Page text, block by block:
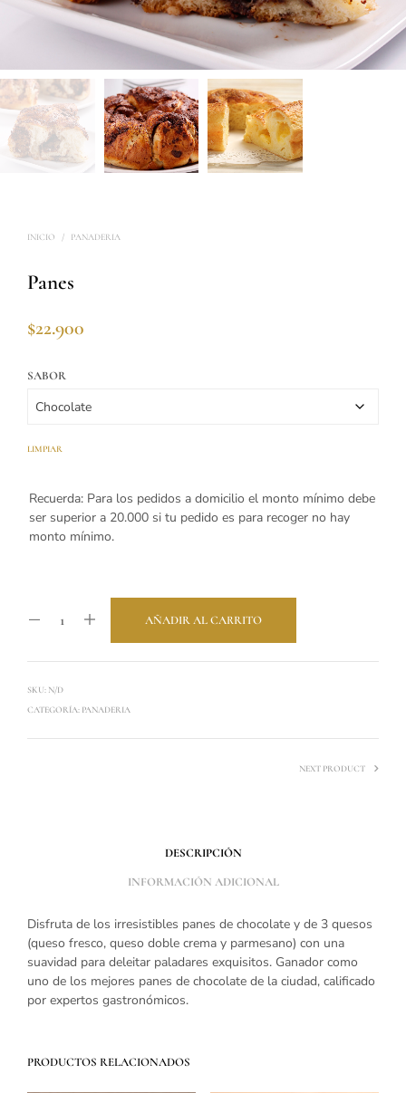
INICIO / PANADERIA
Panes
$22.900
SABOR
LIMPIAR
Recuerda: Para los pedidos a domicilio el monto mínimo debe
ser superior a 20.000 si tu pedido es para recoger no hay
monto mínimo.
AÑADIR AL CARRITO
SKU: N/D
CATEGORÍA: PANADERIA
NEXT PRODUCT
DESCRIPCIÓN
INFORMACIÓN ADICIONAL
Disfruta de los irresistibles panes de chocolate y de 3 quesos
(queso fresco, queso doble crema y parmesano) con una
suavidad para deleitar paladares exquisitos. Ganador como
uno de los mejores panes de chocolate de la ciudad, calificado
por expertos gastronómicos.
PRODUCTOS RELACIONADOS